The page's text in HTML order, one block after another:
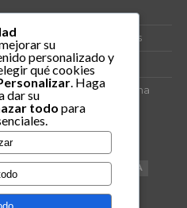
de los Ahogamientos
social 1936. Programa
venda.
CONFERENCIA
061 ANTI-MWC
su
personalizado y
qué cookies
. Haga
dar su
todo para